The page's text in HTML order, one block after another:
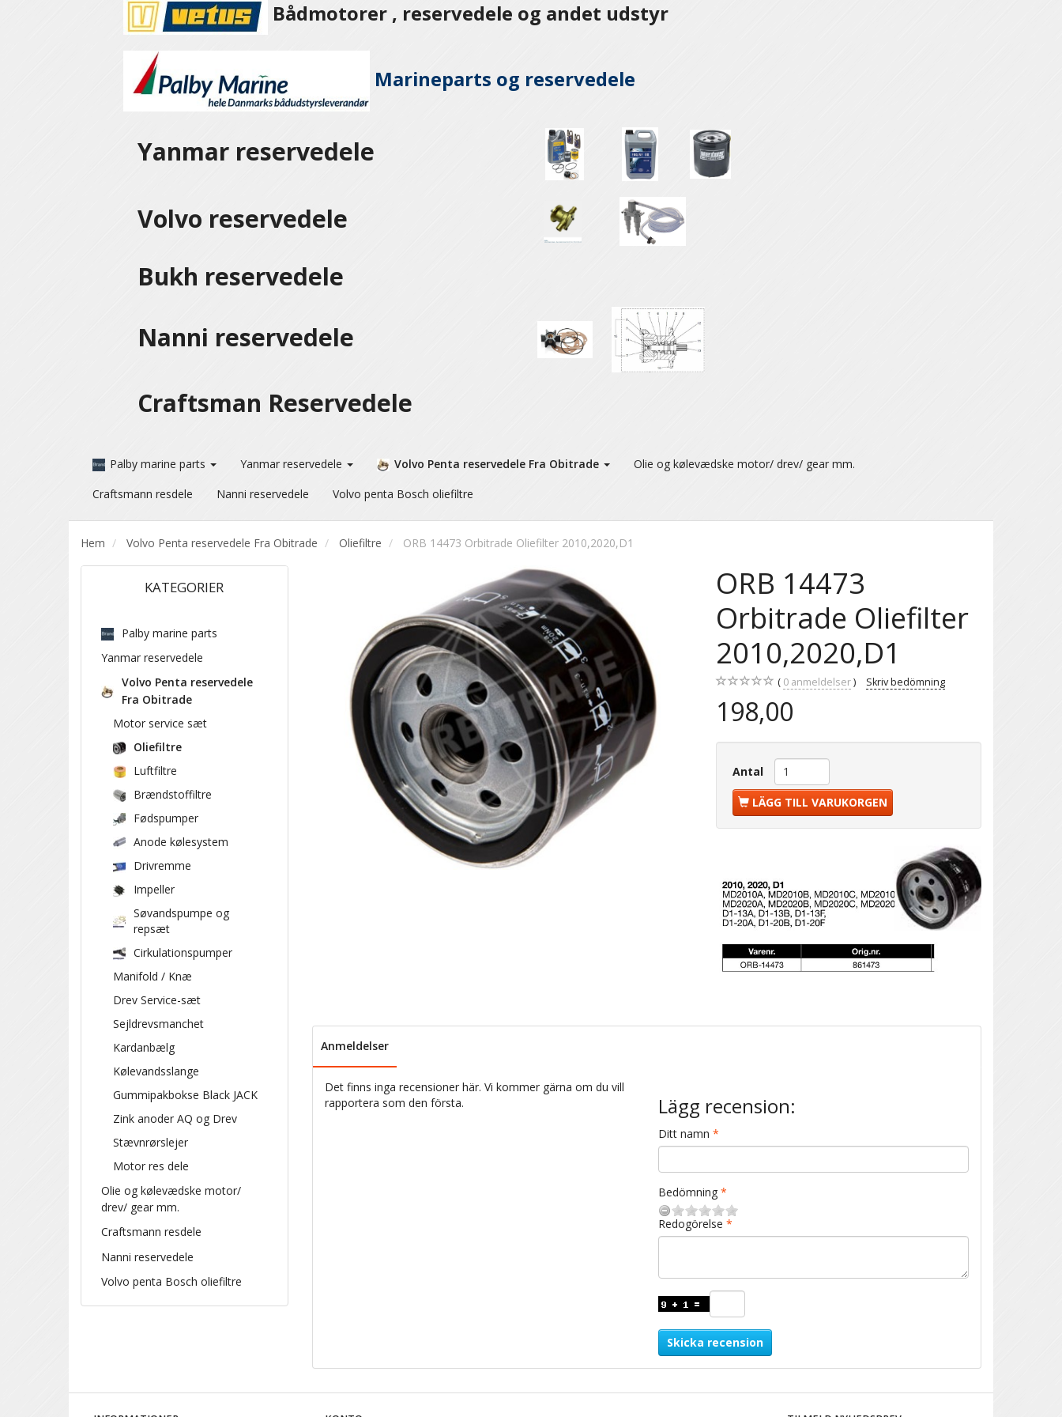
Bådmotorer , reservedele og andet udstyr
Marineparts og reservedele
Yanmar reservedele
Volvo reservedele
Bukh reservedele
Nanni reservedele
Craftsman Reservedele
Palby marine parts Yanmar reservedele Volvo Penta reservedele Fra Obitrade
Olie og kølevædske motor/ drev/ gear mm.
Craftsmann resdele
Nanni reservedele Volvo penta Bosch oliefiltre
Hem Volvo Penta reservedele Fra Obitrade Oliefiltre ORB 14473 Orbitrade Oliefilter 2010,2020,D1
KATEGORIER
Palby marine parts
Yanmar reservedele
Volvo Penta reservedele
Fra Obitrade
Motor service sæt
Oliefiltre
Luftfiltre
Brændstoffiltre
Fødspumper
Anode kølesystem
Drivremme
Impeller
Søvandspumpe og
repsæt
Cirkulationspumper
Manifold / Knæ
Drev Service-sæt
Sejldrevsmanchet
Kardanbælg
Kølevandsslange
Gummipakbokse Black JACK
Zink anoder AQ og Drev
Stævnrørslejer
Motor res dele
Olie og kølevædske motor/
drev/ gear mm.
Craftsmann resdele
Nanni reservedele
Volvo penta Bosch oliefiltre
ORB 14473
Orbitrade Oliefilter
2010,2020,D1
0 anmeldelser Skriv bedömning
198,00
Antal
LÄGG TILL VARUKORGEN
Anmeldelser
Det finns inga recensioner här. Vi kommer gärna om du vill
rapportera som den första.
Lägg recension:
Ditt namn
Bedömning
Redogörelse
Skicka recension